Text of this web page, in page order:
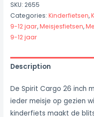
SKU:2655
Categories:Kinderfietsen,
9-12 jaar,Meisjesfietsen,
9-12 jaar
Description
De Spirit Cargo 26 inch
ieder meisje op gezien
kinderfiets maakt de